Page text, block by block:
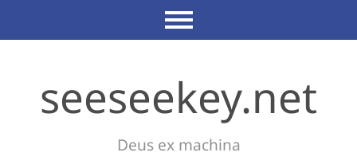
seeseekey.net
Deus ex machina